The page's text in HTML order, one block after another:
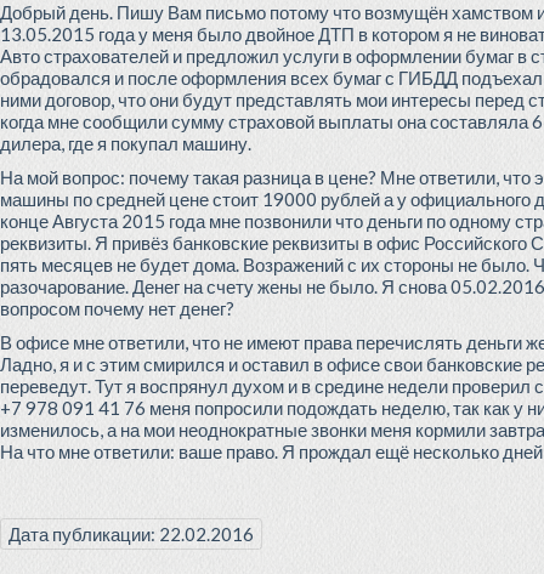
Добрый день. Пишу Вам письмо потому что возмущён хамством
13.05.2015 года у меня было двойное ДТП в котором я не
Авто страхователей и предложил услуги в оформлении бумаг в
обрадовался и после оформления всех бумаг с ГИБДД
ними договор, что они будут представлять мои интересы перед
когда мне сообщили сумму страховой выплаты она
дилера, где я покупал машину.
На мой вопрос: почему такая разница в цене? Мне ответили, что
машины по средней цене стоит 19000 рублей а у
конце Августа 2015 года мне позвонили что деньги по одному
реквизиты. Я привёз банковские реквизиты в офис
пять месяцев не будет дома. Возражений с их стороны не было.
разочарование. Денег на счету жены не было. Я снова
вопросом почему нет денег?
В офисе мне ответили, что не имеют права перечислять деньги
Ладно, я и с этим смирился и оставил в офисе свои
переведут. Тут я воспрянул духом и в средине недели проверил
+7 978 091 41 76 меня попросили подождать неделю, так как у
изменилось, а на мои неоднократные звонки меня кормили
На что мне ответили: ваше право. Я прождал ещё несколько
Дата публикации: 22.02.2016